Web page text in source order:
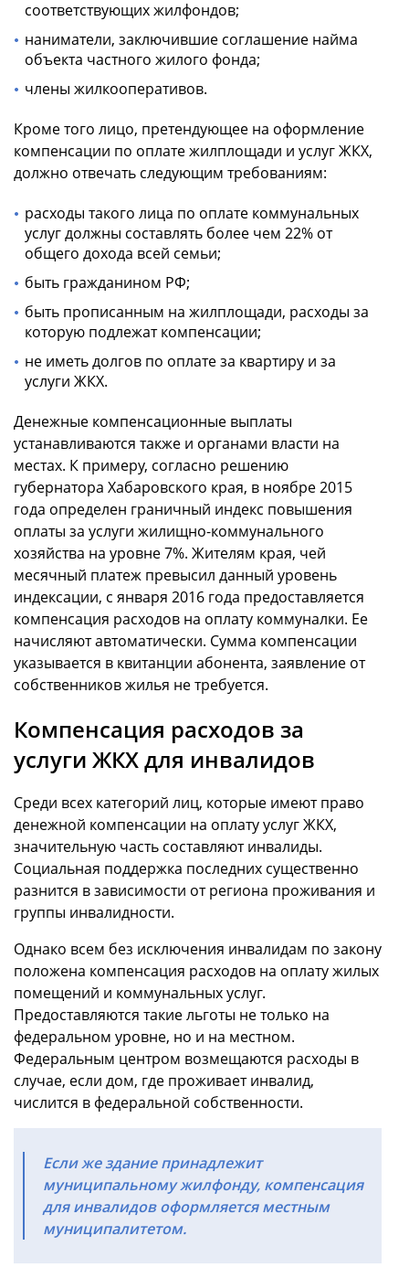
соответствующих жилфондов;
наниматели, заключившие соглашение найма
объекта частного жилого фонда;
члены жилкооперативов.
Кроме того лицо, претендующее на оформление
компенсации по оплате жилплощади и услуг ЖКХ,
должно отвечать следующим требованиям:
расходы такого лица по оплате коммунальных
услуг должны составлять более чем 22% от
общего дохода всей семьи;
быть гражданином РФ;
быть прописанным на жилплощади, расходы за
которую подлежат компенсации;
не иметь долгов по оплате за квартиру и за
услуги ЖКХ.
Денежные компенсационные выплаты
устанавливаются также и органами власти на
местах. К примеру, согласно решению
губернатора Хабаровского края, в ноябре 2015
года определен граничный индекс повышения
оплаты за услуги жилищно-коммунального
хозяйства на уровне 7%. Жителям края, чей
месячный платеж превысил данный уровень
индексации, с января 2016 года предоставляется
компенсация расходов на оплату коммуналки. Ее
начисляют автоматически. Сумма компенсации
указывается в квитанции абонента, заявление от
собственников жилья не требуется.
Компенсация расходов за
услуги ЖКХ для инвалидов
Среди всех категорий лиц, которые имеют право
денежной компенсации на оплату услуг ЖКХ,
значительную часть составляют инвалиды.
Социальная поддержка последних существенно
разнится в зависимости от региона проживания и
группы инвалидности.
Однако всем без исключения инвалидам по закону
положена компенсация расходов на оплату жилых
помещений и коммунальных услуг.
Предоставляются такие льготы не только на
федеральном уровне, но и на местном.
Федеральным центром возмещаются расходы в
случае, если дом, где проживает инвалид,
числится в федеральной собственности.
Если же здание принадлежит
муниципальному жилфонду, компенсация
для инвалидов оформляется местным
муниципалитетом.